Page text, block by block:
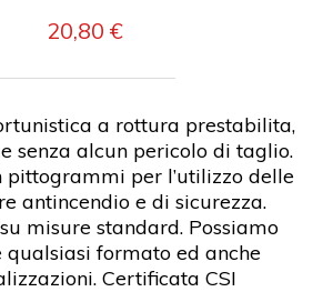
20,80 €
a rottura prestabilita,
senza alcun pericolo di taglio.
pittogrammi per l’utilizzo delle
antincendio e di sicurezza.
misure standard. Possiamo
qualsiasi formato ed anche
Certificata CSI